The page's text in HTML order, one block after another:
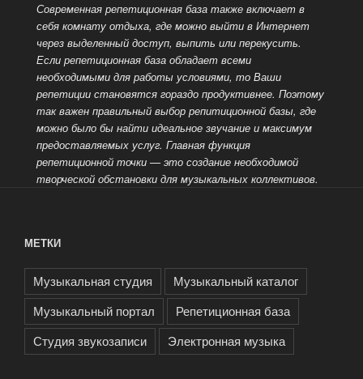
Современная репетиционная база также включает в
себя комнату отдыха, где можно выйти в Интернет
через выделенный доступ, выпить или перекусить.
Если репетиционная база обладает всеми
необходимыми для работы условиями, то Ваши
репетиции становятся гораздо продуктивнее. Поэтому
так важен правильный выбор репитиционной базы, где
можно было бы найти идеальное звучание и максимум
предоставляемых услуг. Главная функция
репетиционной точки — это создание необходимой
творческой обстановки для музыкальных коллективов.
МЕТКИ
Музыкальная студия
Музыкальный каталог
Музыкальный портал
Репетиционная база
Студия звукозаписи
Электронная музыка